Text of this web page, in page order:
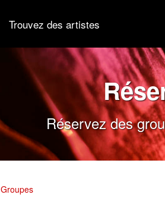
Trouvez des artistes
Réservez des
Groupes